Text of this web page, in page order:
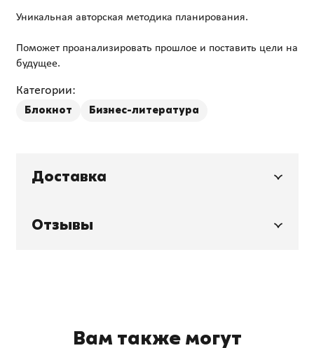
Уникальная авторская методика планирования.
Поможет проанализировать прошлое и поставить цели на
Категории:
Блокнот Бизнес-литература
Доставка
Отзывы
Вам также могут